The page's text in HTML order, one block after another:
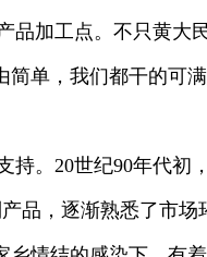
品加工点。不只黄大
单，我们都干的可
。20世纪90年代初
品，逐渐熟悉了市场